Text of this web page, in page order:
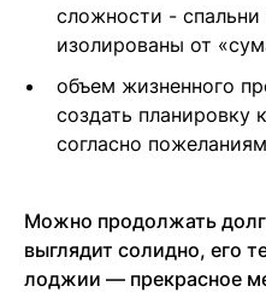
сложности - спальни
изолированы от
объем жизненного
создать планировку
согласно
Можно продолжать
выглядит солидно, его
лоджии — прекрасное